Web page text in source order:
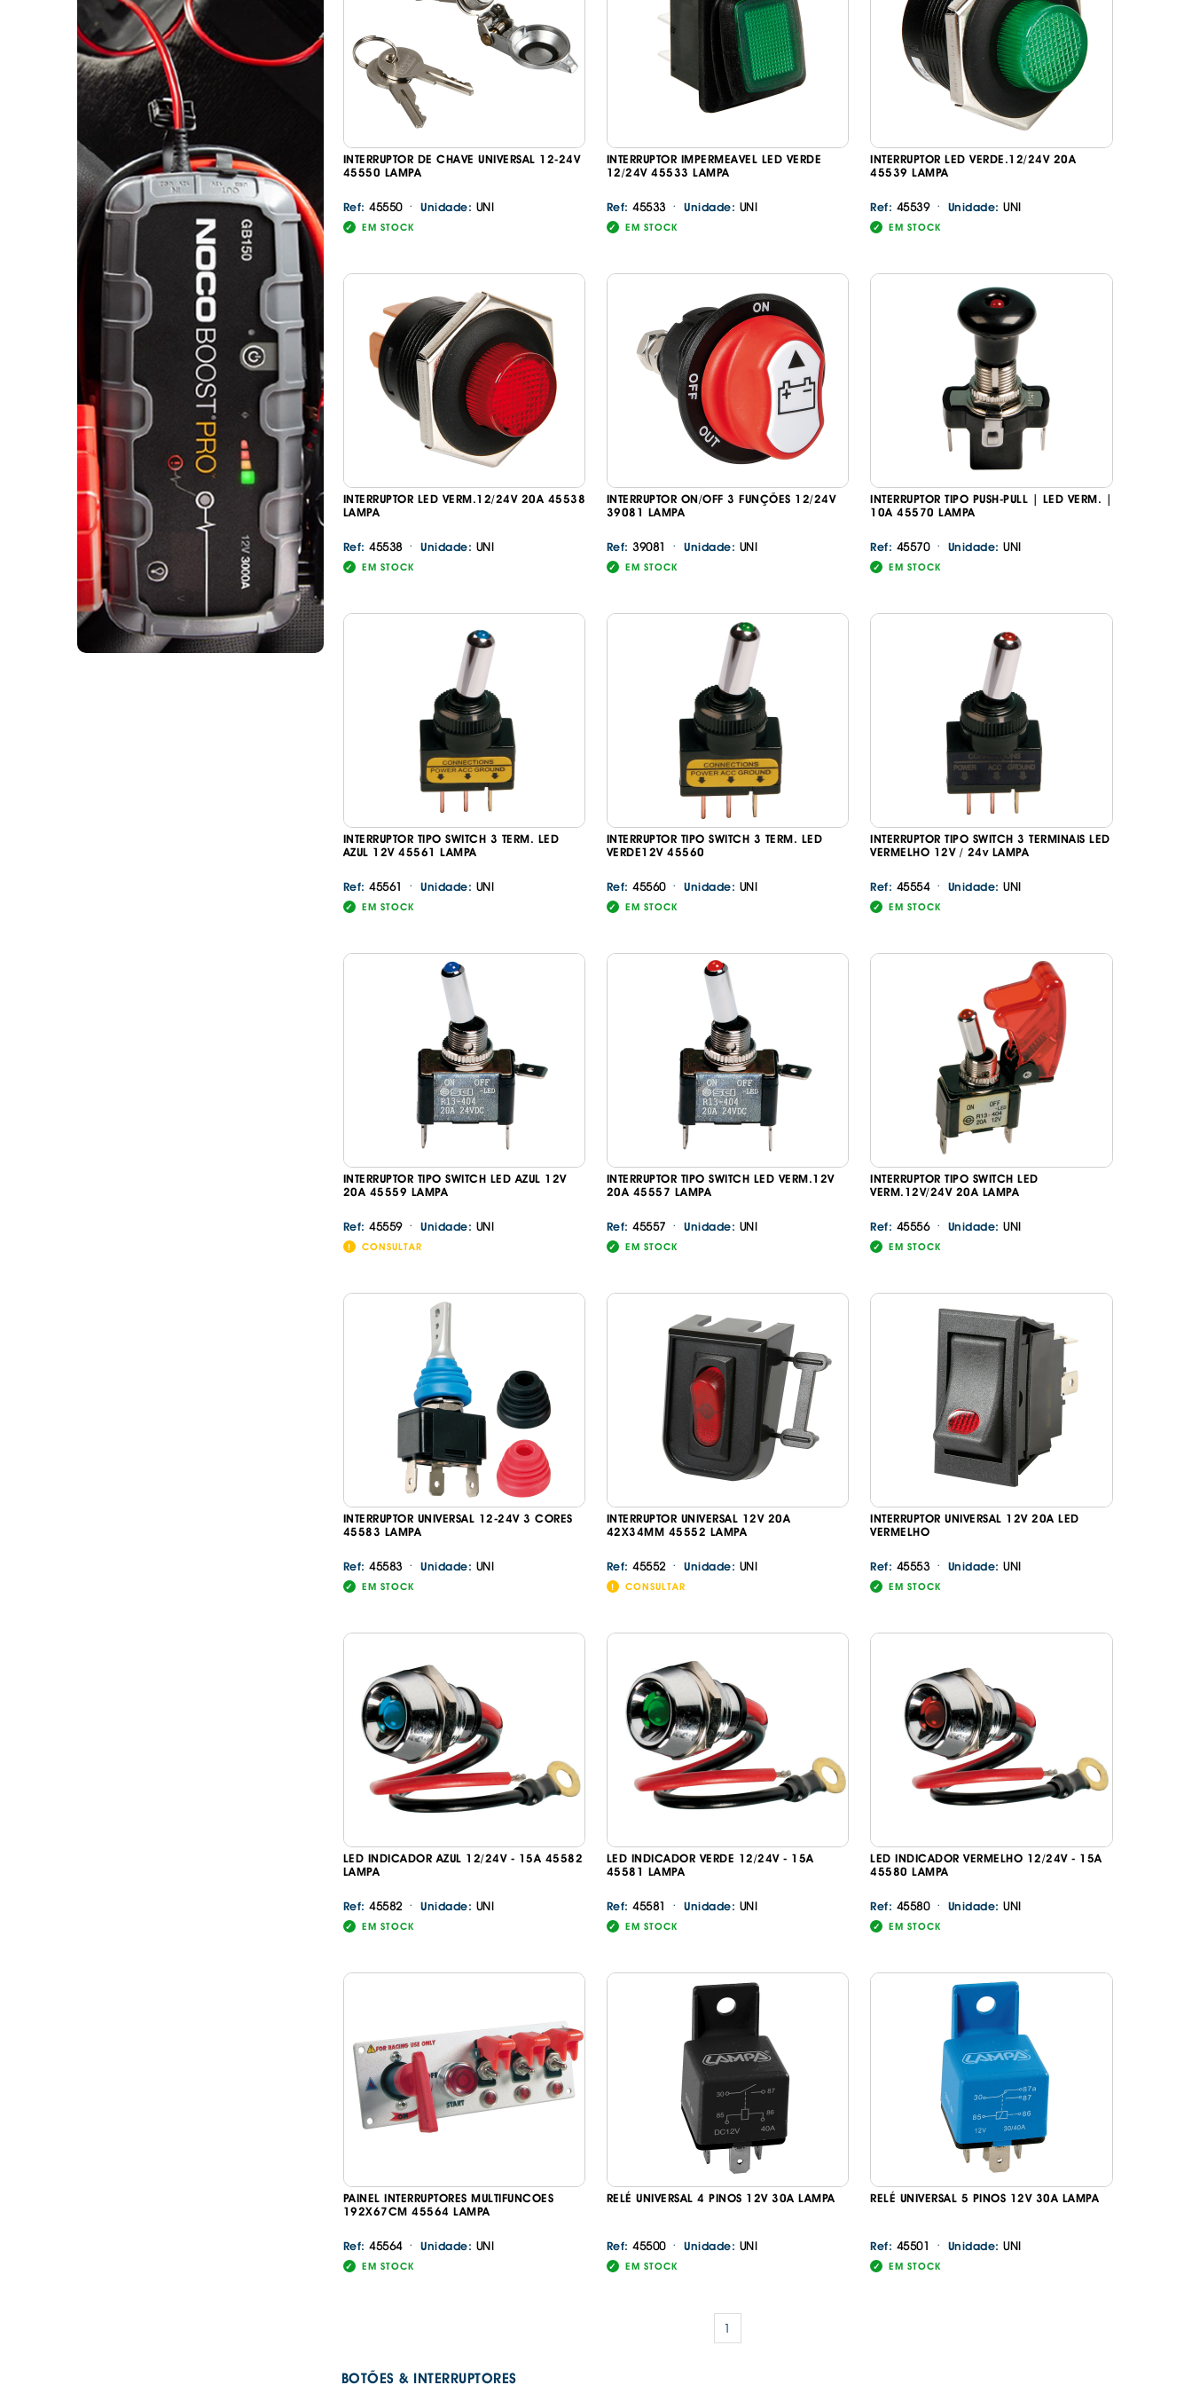
. SEGURANÇA DE CARGA
. SUPORTE BICICLETAS
. TAMPÕES JANTES
. TAPETES ORIGINAIS BORRACHA
. TAPETES ORIGINAIS BORRACHA 3D
. TAPETES ORIGINAIS BORRACHA
. TAPETES UNIVERSAIS ALCATIFA
. TAPETES UNIVERSAIS ALCATIFA
. TAPETES UNIVERSAIS BORRACHA
. TAPETES UNIVERSAIS BORRACHA
MALA
INTERRUPTOR DE CHAVE UNIVERSAL 12-24V
45550 LAMPA
Ref: 45550 · Unidade: UNI
EM STOCK
INTERRUPTOR IMPERMEAVEL LED VERDE
12/24V 45533 LAMPA
Ref:45533 · Unidade: UNI
EM STOCK
INTERRUPTOR LED VERDE.12/24V 20A
45539 LAMPA
Ref: 45539 · Unidade:UNI
EM STOCK
INTERRUPTOR LED VERM.12/24V 20A 45538
LAMPA
Ref: 45538 · Unidade: UNI
EM STOCK
INTERRUPTOR ON/OFF 3 FUNÇÕES 12/24V
39081 LAMPA
Ref:39081 · Unidade: UNI
EM STOCK
INTERRUPTOR TIPO PUSH-PULL | LED VERM. |
10A 45570 LAMPA
Ref: 45570 · Unidade:UNI
EM STOCK
INTERRUPTOR TIPO SWITCH 3 TERM. LED
AZUL 12V 45561 LAMPA
Ref: 45561 · Unidade: UNI
EM STOCK
INTERRUPTOR TIPO SWITCH 3 TERM. LED
VERDE12V 45560
Ref:45560 · Unidade: UNI
EM STOCK
INTERRUPTOR TIPO SWITCH 3 TERMINAIS LED
VERMELHO 12V / 24v LAMPA
Ref: 45554 · Unidade:UNI
EM STOCK
INTERRUPTOR TIPO SWITCH LED AZUL 12V
20A 45559 LAMPA
Ref: 45559 · Unidade: UNI
CONSULTAR
INTERRUPTOR TIPO SWITCH LED VERM.12V
20A 45557 LAMPA
Ref:45557 · Unidade: UNI
EM STOCK
INTERRUPTOR TIPO SWITCH LED
VERM.12V/24V 20A LAMPA
Ref: 45556 · Unidade:UNI
EM STOCK
INTERRUPTOR UNIVERSAL 12-24V 3 CORES
45583 LAMPA
Ref: 45583 · Unidade: UNI
EM STOCK
INTERRUPTOR UNIVERSAL 12V 20A
42X34MM 45552 LAMPA
Ref:45552 · Unidade: UNI
CONSULTAR
INTERRUPTOR UNIVERSAL 12V 20A LED
VERMELHO
Ref: 45553 · Unidade:UNI
EM STOCK
LED INDICADOR AZUL 12/24V - 15A 45582
LAMPA
Ref: 45582 · Unidade: UNI
EM STOCK
LED INDICADOR VERDE 12/24V - 15A
45581 LAMPA
Ref:45581 · Unidade: UNI
EM STOCK
LED INDICADOR VERMELHO 12/24V - 15A
45580 LAMPA
Ref: 45580 · Unidade:UNI
EM STOCK
PAINEL INTERRUPTORES MULTIFUNCOES
192X67CM 45564 LAMPA
Ref: 45564 · Unidade: UNI
EM STOCK
RELÉ UNIVERSAL 4 PINOS 12V 30A LAMPA
Ref:45500 · Unidade: UNI
EM STOCK
RELÉ UNIVERSAL 5 PINOS 12V 30A LAMPA
Ref: 45501 · Unidade:UNI
EM STOCK
1
BOTÕES & INTERRUPTORES
Continuar a comprar Ir para o carrinho